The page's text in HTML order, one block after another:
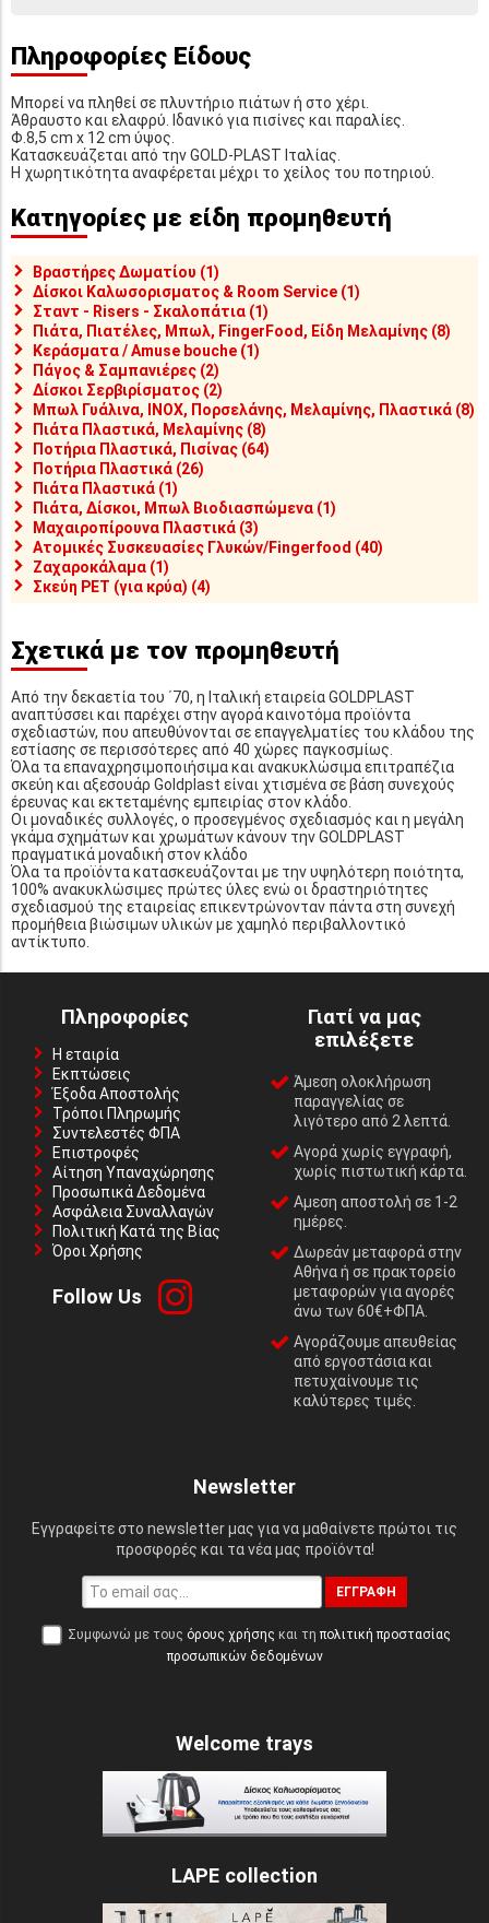
Πληροφορίες Είδους
Μπορεί να πληθεί σε πλυντήριο πιάτων ή στο χέρι.
Άθραυστο και ελαφρύ. Ιδανικό για πισίνες και παραλίες.
Φ.8,5 cm x 12 cm ύψος.
Κατασκευάζεται από την GOLD-PLAST Ιταλίας.
Η χωρητικότητα αναφέρεται μέχρι το χείλος του ποτηριού.
Κατηγορίες με είδη προμηθευτή
Βραστήρες Δωματίου (1)
Δίσκοι Καλωσορισματος & Room Service (1)
Σταντ - Risers - Σκαλοπάτια (1)
Πιάτα, Πιατέλες, Μπωλ, FingerFood, Είδη Μελαμίνης (8)
Κεράσματα / Amuse bouche (1)
Πάγος & Σαμπανιέρες (2)
Δίσκοι Σερβιρίσματος (2)
Μπωλ Γυάλινα, INOX, Πορσελάνης, Μελαμίνης, Πλαστικά (8)
Πιάτα Πλαστικά, Μελαμίνης (8)
Ποτήρια Πλαστικά, Πισίνας (64)
Ποτήρια Πλαστικά (26)
Πιάτα Πλαστικά (1)
Πιάτα, Δίσκοι, Μπωλ Βιοδιασπώμενα (1)
Μαχαιροπίρουνα Πλαστικά (3)
Ατομικές Συσκευασίες Γλυκών/Fingerfood (40)
Ζαχαροκάλαμα (1)
Σκεύη PET (για κρύα) (4)
Σχετικά με τον προμηθευτή
Από την δεκαετία του ΄70, η Ιταλική εταιρεία GOLDPLAST
αναπτύσσει και παρέχει στην αγορά καινοτόμα προϊόντα
σχεδιαστών, που απευθύνονται σε επαγγελματίες του κλάδου της
εστίασης σε περισσότερες από 40 χώρες παγκοσμίως.
Όλα τα επαναχρησιμοποιήσιμα και ανακυκλώσιμα επιτραπέζια
σκεύη και αξεσουάρ Goldplast είναι χτισμένα σε βάση συνεχούς
έρευνας και εκτεταμένης εμπειρίας στον κλάδο.
Οι μοναδικές συλλογές, ο προσεγμένος σχεδιασμός και η μεγάλη
γκάμα σχημάτων και χρωμάτων κάνουν την GOLDPLAST
πραγματικά μοναδική στον κλάδο
Όλα τα προϊόντα κατασκευάζονται με την υψηλότερη ποιότητα,
100% ανακυκλώσιμες πρώτες ύλες ενώ οι δραστηριότητες
σχεδιασμού της εταιρείας επικεντρώνονταν πάντα στη συνεχή
προμήθεια βιώσιμων υλικών με χαμηλό περιβαλλοντικό
αντίκτυπο.
Πληροφορίες
Η εταιρία
Εκπτώσεις
Έξοδα Αποστολής
Τρόποι Πληρωμής
Συντελεστές ΦΠΑ
Επιστροφές
Αίτηση Υπαναχώρησης
Προσωπικά Δεδομένα
Ασφάλεια Συναλλαγών
Πολιτική Κατά της Βίας
Όροι Χρήσης
Follow Us
Γιατί να μας
επιλέξετε
Άμεση ολοκλήρωση
παραγγελίας σε
λιγότερο από 2 λεπτά.
Αγορά χωρίς εγγραφή,
χωρίς πιστωτική κάρτα.
Αμεση αποστολή σε 1-2
ημέρες.
Δωρεάν μεταφορά στην
Αθήνα ή σε πρακτορείο
μεταφορών για αγορές
άνω των 60€+ΦΠΑ.
Αγοράζουμε απευθείας
από εργοστάσια και
πετυχαίνουμε τις
καλύτερες τιμές.
Newsletter
Εγγραφείτε στο newsletter μας για να μαθαίνετε πρώτοι τις
προσφορές και τα νέα μας προϊόντα!
ΕΓΓΡΑΦΉ
Συμφωνώ με τους όρους χρήσης και τη πολιτική προστασίας
προσωπικών δεδομένων
Welcome trays
LAPE collection